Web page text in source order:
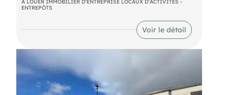
Situé à proximité de la sortie 24 de la rocade
bordelaise en bordure de la départementale, un
Box à louer d'une surface d'environ 38m².
ENTREPÔTS
Voir le détail